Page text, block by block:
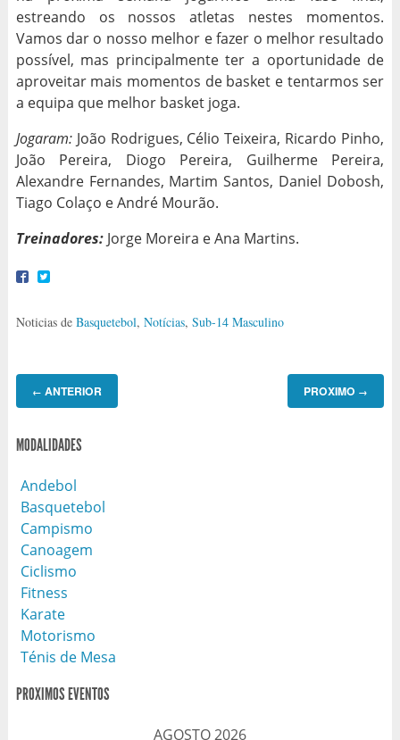
estreando os nossos atletas nestes momentos.
Vamos dar o nosso melhor e fazer o melhor resultado
possível, mas principalmente ter a oportunidade de
aproveitar mais momentos de basket e tentarmos ser
a equipa que melhor basket joga.
Jogaram:João Rodrigues, Célio Teixeira, Ricardo Pinho,
João Pereira, Diogo Pereira, Guilherme Pereira,
Alexandre Fernandes, Martim Santos, Daniel Dobosh,
Tiago Colaço e André Mourão.
Treinadores: Jorge Moreira e Ana Martins.
Noticias de Basquetebol, Notícias, Sub-14 Masculino
← ANTERIOR PROXIMO →
MODALIDADES
Andebol
Basquetebol
Campismo
Canoagem
Ciclismo
Fitness
Karate
Motorismo
Ténis de Mesa
PROXIMOS EVENTOS
AGOSTO 2026